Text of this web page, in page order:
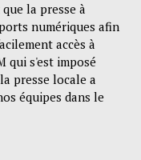
la presse à
numériques afin
accès à
qui s'est imposé
presse locale a
équipes dans le